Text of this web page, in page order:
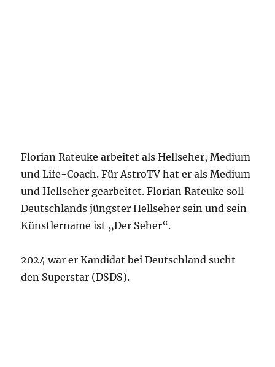
Florian Rateuke arbeitet als Hellseher, Medium
und Life-Coach. Für AstroTV hat er als Medium
und Hellseher gearbeitet. Florian Rateuke soll
Deutschlands jüngster Hellseher sein und sein
Künstlername ist „Der Seher“.
2024 war er Kandidat bei Deutschland sucht
den Superstar (DSDS).